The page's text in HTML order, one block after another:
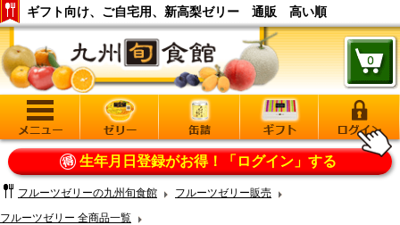
ギフト向け、ご自宅用、新高梨ゼリー 通販 高い順
生年月日登録がお得！ 「ログイン」する
フルーツゼリーの九州旬食館
フルーツゼリー販売
フルーツゼリー 全商品一覧